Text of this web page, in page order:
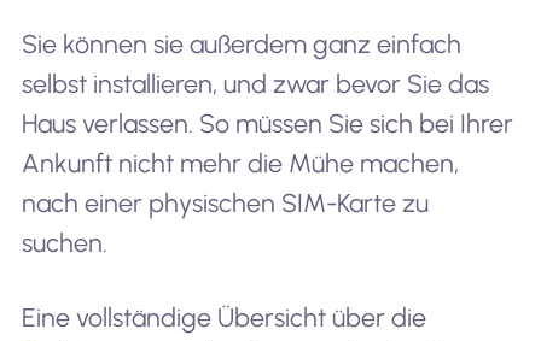
Sie können sie außerdem ganz einfach
selbst installieren, und zwar bevor Sie das
Haus verlassen. So müssen Sie sich bei Ihrer
Ankunft nicht mehr die Mühe machen,
nach einer physischen SIM-Karte zu
suchen.
Eine vollständige Übersicht über die